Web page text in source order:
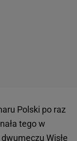
Polski po raz
tego w
dwumeczu Wisłę